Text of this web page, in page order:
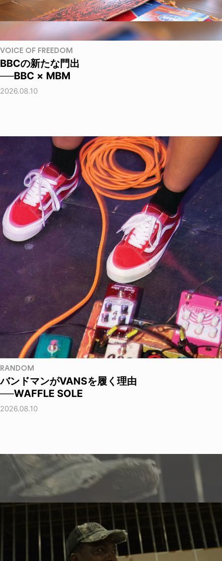
VOICE OF FREEDOM
BBCの新たな門出
──BBC × MBM
2026.08.10
RANDOM
バンドマンがVANSを履く理由
──WAFFLE SOLE
2026.08.10